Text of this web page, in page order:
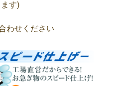
す)
わせください